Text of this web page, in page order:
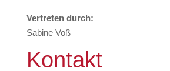
Vertreten durch:
Sabine Voß
Kontakt